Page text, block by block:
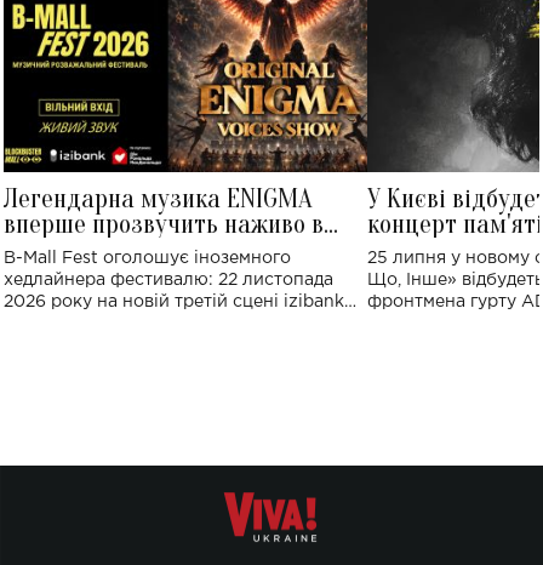
Легендарна музика ENIGMA
вперше прозвучить наживо в
Україні: де відбудеться концерт
B-Mall Fest оголошує іноземного
хедлайнера фестивалю: 22 листопада
2026 року на новій третій сцені izibank
У Києві
концерт
Клименка:
виконають
25 липня у новому
Що, Інше»
фронтмена гурту